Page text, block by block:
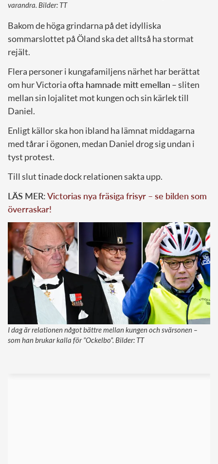
varandra. Bilder: TT
Bakom de höga grindarna på det idylliska
sommarslottet på Öland ska det alltså ha stormat
rejält.
Flera personer i kungafamiljens närhet har berättat
om hur Victoriaofta hamnade mitt emellan – sliten
mellan sin lojalitet mot kungen och sin kärlek till
Daniel.
Enligt källor ska hon ibland ha lämnat middagarna
med tårar i ögonen, medan Daniel drog sig undan i
tyst protest.
Till slut tinade dock relationen sakta upp.
LÄS MER:Victorias nya fräsiga frisyr – se bilden som
överraskar!
I dag är relationen något bättre mellan kungen och svärsonen –
som han brukar kalla för ”Ockelbo”. Bilder: TT